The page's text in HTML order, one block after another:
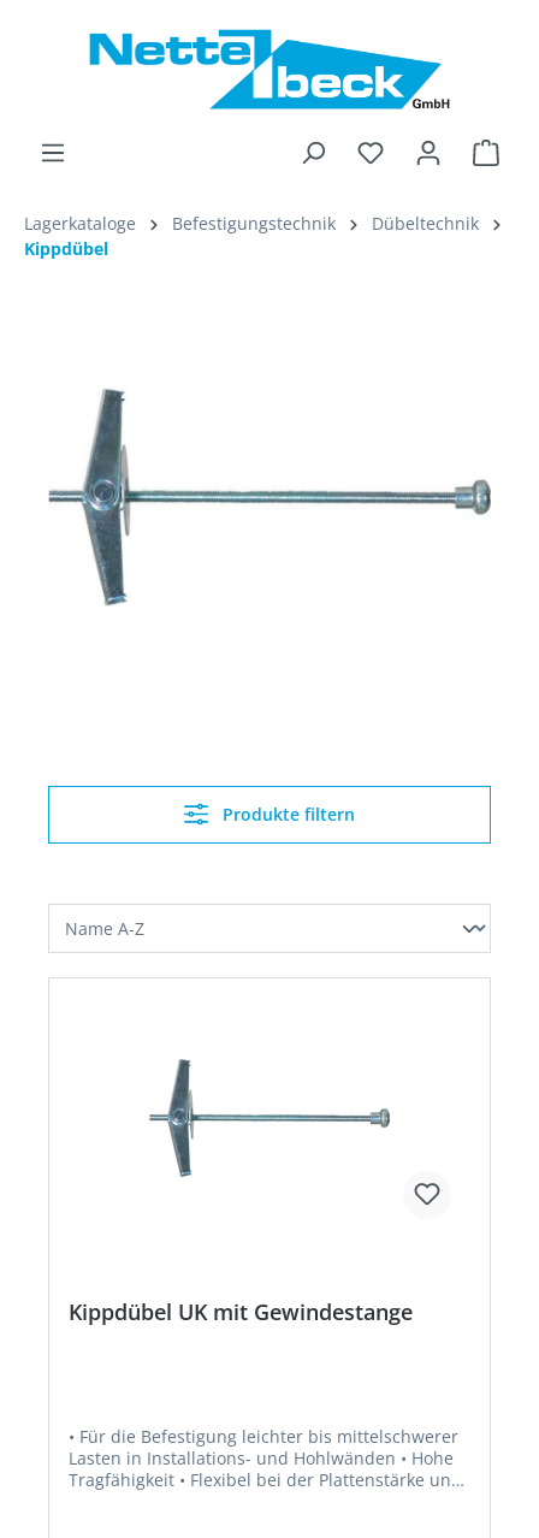
Lagerkataloge Befestigungstechnik
Dübeltechnik
Kippdübel
Produkte filtern
Kippdübel UK mit Gewindestange
• Für die Befestigung leichter bis mittelschwerer
Lasten in Installations- und Hohlwänden • Hohe
Tragfähigkeit • Flexibel bei der Plattenstärke und